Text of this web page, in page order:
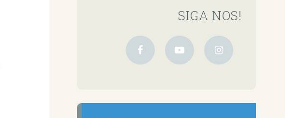
SIGA NOS!